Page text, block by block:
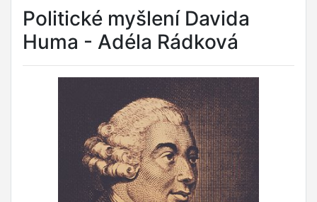
Politické myšlení Davida
Huma - Adéla Rádková